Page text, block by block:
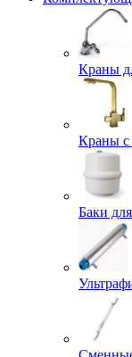
Краны
Краны с
Баки